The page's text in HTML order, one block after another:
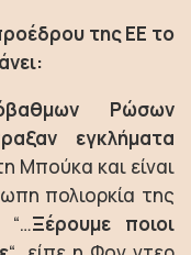
της ΕΕ το
Ρώσων
εγκλήματα
Μπούκα και είναι
πολιορκία της
“…Ξέρουμε ποιοι